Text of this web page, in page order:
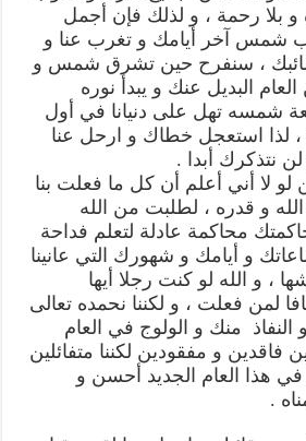
و بلا رحمة ، و لذلك فإن أجمل
شمس آخر أيامك و تغرب عنا و
، سنفرح حين تشرق شمس و
البديل عنك و يبدأ نوره
شمسه تهل على دنيانا في أول
، لذا استعجل خطاك و ارحل عنا
نتذكرك أبدا .
لو لا أني أعلم أن كل ما فعلت بنا
و قدره ، لطلبت من الله
محاكمة عادلة لتعلم فداحة
و أيامك و شهورك التي عانينا
، و الله لو كنت رجلا أيها
لمن فعلت ، و لكننا نحمده تعالى
و النفاذ منك و الولوج في العام
فاقدين و مفقودين لكننا متفائلين
في هذا العام الجديد أحسن و
.